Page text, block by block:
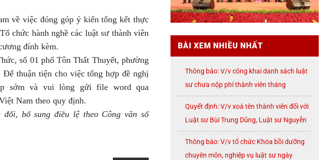
về việc đóng góp ý kiến tổng kết thực
chức hành nghề các luật sư thành viên
đính kèm.
số 01 phố Tôn Thất Thuyết, phường
thuận tiện cho việc tổng hợp đề nghị
sớm và vui lòng gửi file word qua
Nam theo quy định.
bổ sung điều lệ theo Công văn số
BÀI XEM NHIỀU NHẤT
Thông báo: V/v công khai danh sách luật
sư chưa nộp phí thành viên tháng
07/2026
Quyết định: V/v xoá tên thành viên đối với
Luật sư Bùi Trung Dũng, Luật sư Nguyễn
Thị Huế, Luật sư Trần Đình Triển, Luật sư
Lê Thị Oanh
Thông báo: V/v tổ chức Khóa bồi dưỡng
chuyên môn, nghiệp vụ luật sư ngày